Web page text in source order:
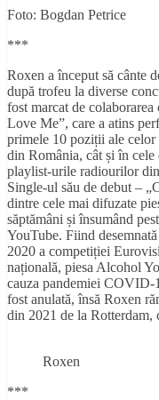
Foto: Bogdan Petrice
***
Roxen a început să cânte
după trofeu la diverse
fost marcat de
Love Me”, care a atins
primele 10 poziții ale
din România, cât și în
playlist-urile radiourilor
Single-ul său de debut –
dintre cele mai difuzate
săptămâni și însumând
YouTube. Fiind
2020 a competiției
națională, piesa Alcohol
cauza pandemiei COVID-
fost anulată, însă Roxen
din 2021 de la Rotterdam,
Roxen
***